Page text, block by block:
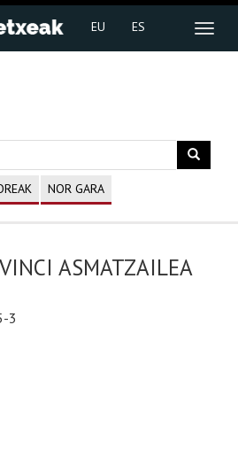
EU ES
NOR GARA
ASMATZAILEA
3